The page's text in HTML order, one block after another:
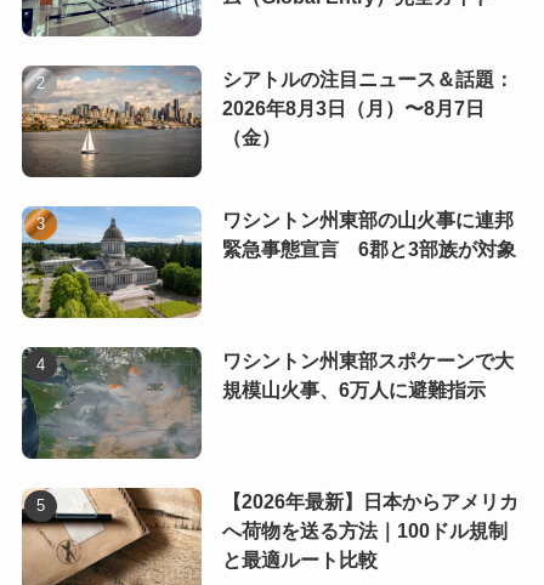
シアトルの注目ニュース＆話題：
2026年8月3日（月）〜8月7日
（金）
ワシントン州東部の山火事に連邦
緊急事態宣言 6郡と3部族が対象
ワシントン州東部スポケーンで大
規模山火事、6万人に避難指示
【2026年最新】日本からアメリカ
へ荷物を送る方法｜100ドル規制
と最適ルート比較